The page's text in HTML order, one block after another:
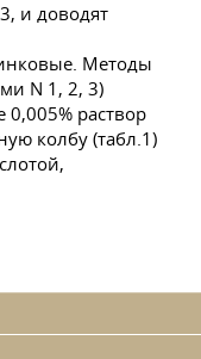
и доводят
раствор
колбу (табл.1)